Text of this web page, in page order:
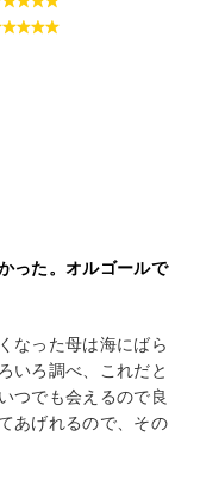
った。オルゴールで
なった母は海にばら
いろ調べ、これだと
つでも会えるので良
あげれるので、その